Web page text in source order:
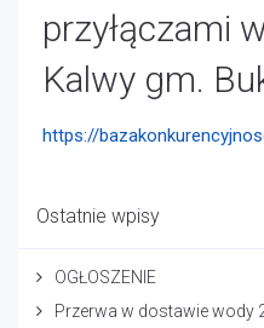
przyłączami
Kalwy gm.
https://
Ostatnie wpisy
OGŁOSZENIE
Przerwa w dostawie wody